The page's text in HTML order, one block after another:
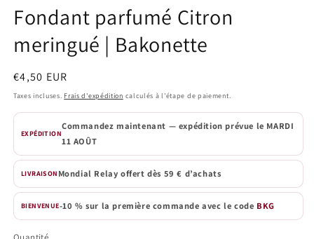
une
fenêtre
Fondant parfumé Citron
meringué | Bakonette
Prix
habituel
€4,50 EUR
Taxes incluses. Frais d'expédition calculés à l'étape de paiement.
EXPÉDITION
Commandez maintenant — expédition prévue le MARDI
11 AOÛT
LIVRAISON Mondial Relay offert dès 59 € d’achats
BIENVENUE-10 % sur la première commande avec le code BKG